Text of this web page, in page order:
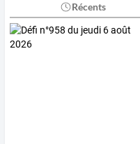
Récents